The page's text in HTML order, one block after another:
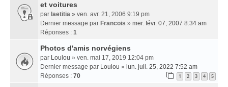
et voitures
par laetitia » ven. avr. 21, 2006 9:19 pm
Dernier message par Francois » mer. févr. 07, 2007 8:34 am
Réponses : 1
Photos d'amis norvégiens
par Loulou » ven. mai 17, 2019 12:04 pm
Dernier message par Loulou » lun. juil. 25, 2022 7:52 am
Réponses : 70 1 2 3 4 5